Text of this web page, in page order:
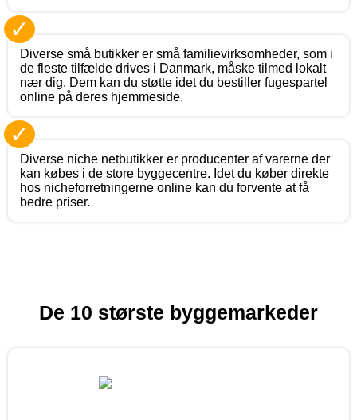
✓
Diverse små butikker er små familievirksomheder, som i
de fleste tilfælde drives i Danmark, måske tilmed lokalt
nær dig. Dem kan du støtte idet du bestiller fugespartel
online på deres hjemmeside.
✓
Diverse niche netbutikker er producenter af varerne der
kan købes i de store byggecentre. Idet du køber direkte
hos nicheforretningerne online kan du forvente at få
bedre priser.
De 10 største byggemarkeder